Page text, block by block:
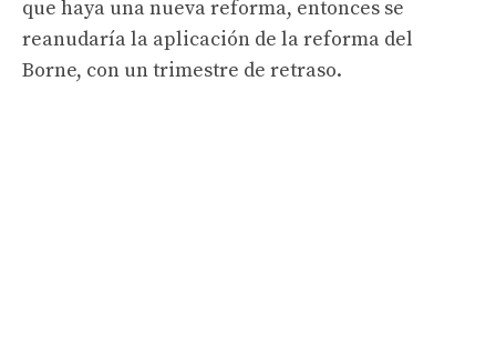
que haya una nueva reforma, entonces se
reanudaría la aplicación de la reforma del
Borne, con un trimestre de retraso.